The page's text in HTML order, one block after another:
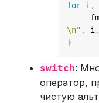
for i ,
\n" , i ,
}
switch:
оператор,
чистую